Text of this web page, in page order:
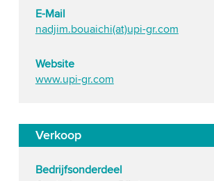
E-Mail
nadjim.bouaichi(at)upi-gr.com
Website
www.upi-gr.com
Verkoop
Bedrijfsonderdeel